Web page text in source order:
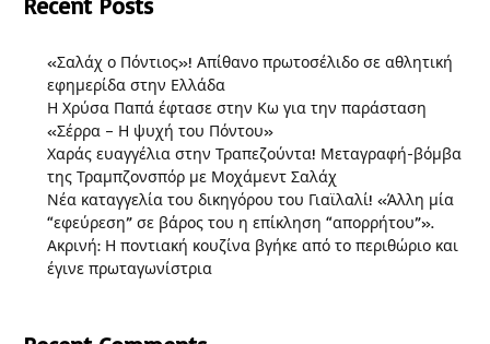
Recent Posts
«Σαλάχ ο Πόντιος»! Απίθανο πρωτοσέλιδο σε αθλητική
εφημερίδα στην Ελλάδα
Η Χρύσα Παπά έφτασε στην Κω για την παράσταση
«Σέρρα – Η ψυχή του Πόντου»
Χαράς ευαγγέλια στην Τραπεζούντα! Μεταγραφή-βόμβα
της Τραμπζονσπόρ με Μοχάμεντ Σαλάχ
Νέα καταγγελία του δικηγόρου του Γιαϊλαλί! «Άλλη μία
“εφεύρεση” σε βάρος του η επίκληση “απορρήτου”».
Ακρινή: Η ποντιακή κουζίνα βγήκε από το περιθώριο και
έγινε πρωταγωνίστρια